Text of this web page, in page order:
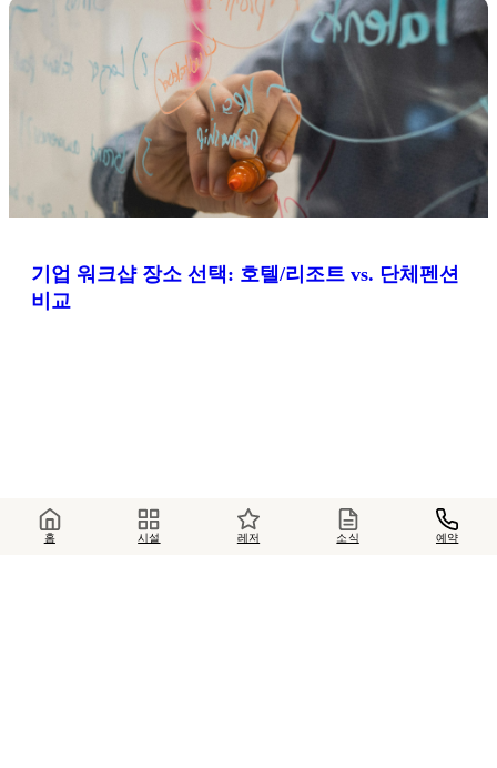
기업 워크샵 장소 선택: 호텔/리조트 vs. 단체펜션
비교
홈 시설 레저 소식 예약